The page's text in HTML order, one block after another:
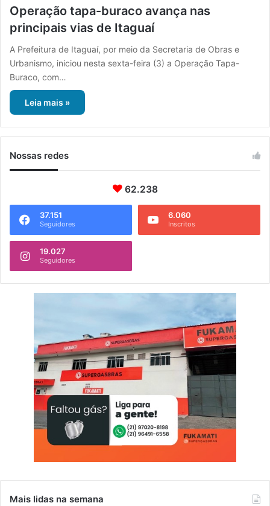
Operação tapa-buraco avança nas
principais vias de Itaguaí
A Prefeitura de Itaguaí, por meio da Secretaria de Obras e
Urbanismo, iniciou nesta sexta-feira (3) a Operação Tapa-
Buraco, com…
Leia mais »
Nossas redes
62.238
37.151
Seguidores
6.060
Inscritos
19.027
Seguidores
Mais lidas na semana